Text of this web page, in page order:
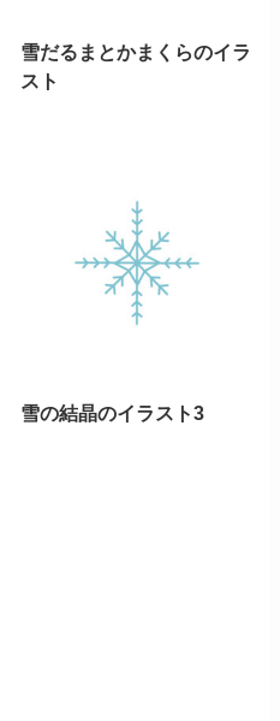
雪だるまとかまくらのイラ
スト
雪の結晶のイラスト3